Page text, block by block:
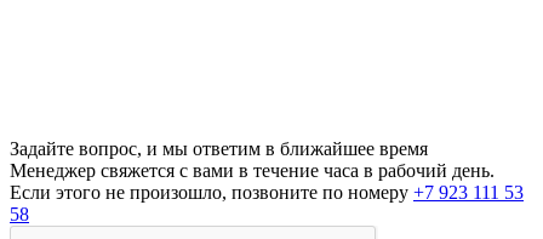
Задайте вопрос, и мы ответим в ближайшее время
Менеджер свяжется с вами в течение часа в рабочий день.
Если этого не произошло, позвоните по номеру +7 923 111 53
58